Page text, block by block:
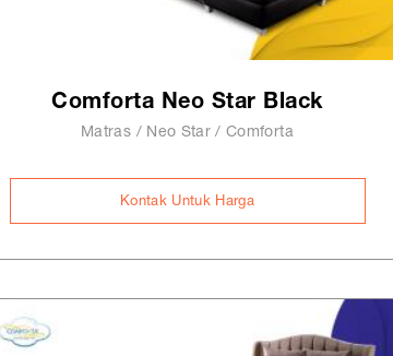
Comforta Neo Star Black
Matras / Neo Star / Comforta
Kontak Untuk Harga